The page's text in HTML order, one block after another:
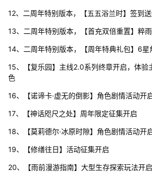
12、二周年特别版本，【五五浴兰时】签到
13、二周年特别版本，【首充双倍重置】粹
14、二周年特别版本，【周年特典礼包】6星
15、【复乐园】主线2.0系列终章开启，体验
色
16、【诺谛卡·虚无的倒影】角色剧情活动开
17、【神话咫尺之处】周年限定征集开启
18、【莫莉德尔·冰原时隙】角色剧情活动开
19、【修缮往日】活动征集开启
20、【雨前漫游指南】大型生存探索玩法开